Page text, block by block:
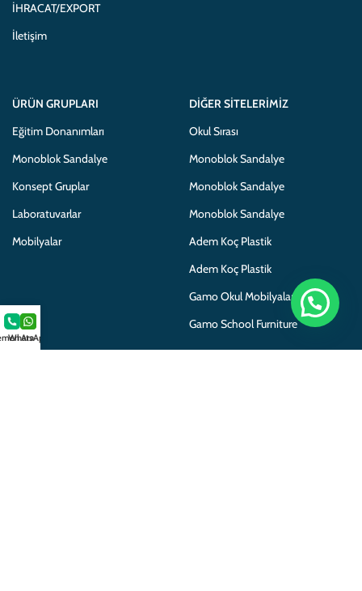
İHRACAT/EXPORT
İletişim
ÜRÜN GRUPLARI
Eğitim Donanımları
Monoblok Sandalye
Konsept Gruplar
Laboratuvarlar
Mobilyalar
DIĞER SITELERIMIZ
Okul Sırası
Monoblok Sandalye
Monoblok Sandalye
Monoblok Sandalye
Adem Koç Plastik
Adem Koç Plastik
Gamo Okul Mobilyaları
Gamo School Furniture
Ara
WhatsApp